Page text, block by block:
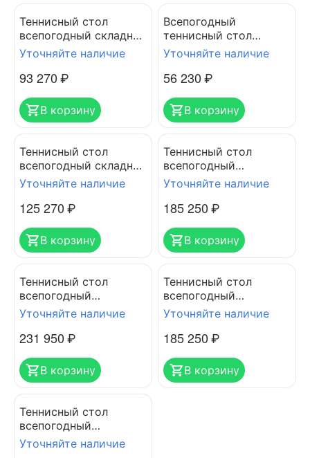
Теннисный стол
всепогодный складной
CORNILLEAU SPORT
green 5мм
Уточняйте наличие
93 270₽
В корзину
Всепогодный
теннисный стол
CORNILLEAU ONE
Уточняйте наличие
56 230₽
В корзину
Теннисный стол
всепогодный складной
CORNILLEAU SPORT
6мм
Уточняйте наличие
125 270₽
В корзину
Теннисный стол
всепогодный
CORNILLEAU 600X
OUTDOOR BLUE
Уточняйте наличие
185 250₽
В корзину
Теннисный стол
всепогодный
CORNILLEAU 700X
OUTDOOR BLACK
Уточняйте наличие
231 950₽
В корзину
Теннисный стол
всепогодный
CORNILLEAU 600X
OUTDOOR BLACK
Уточняйте наличие
185 250₽
В корзину
Теннисный стол
всепогодный
CORNILLEAU 500X
Уточняйте наличие